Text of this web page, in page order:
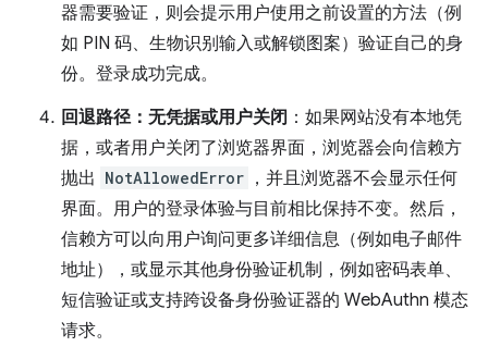
器需要验证，则会提示用户使用之前设置的方法（例
如 PIN 码、生物识别输入或解锁图案）验证自己的身
份。登录成功完成。
回退路径：无凭据或用户关闭 ：如果网站没有本地凭
据，或者用户关闭了浏览器界面，浏览器会向信赖方
抛出 NotAllowedError ，并且浏览器不会显示任何
界面。用户的登录体验与目前相比保持不变。然后，
信赖方可以向用户询问更多详细信息（例如电子邮件
地址），或显示其他身份验证机制，例如密码表单、
短信验证或支持跨设备身份验证器的 WebAuthn 模态
请求。